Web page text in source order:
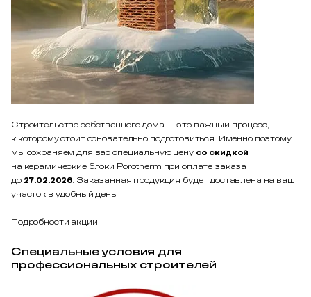
Строительство собственного дома — это важный процесс,
к которому стоит основательно подготовиться. Именно поэтому
мы сохраняем для вас специальную цену со скидкой
на керамические блоки Porotherm при оплате заказа
до 27.02.2026. Заказанная продукция будет доставлена на ваш
участок в удобный день.
Подробности акции
Специальные условия для
профессиональных строителей